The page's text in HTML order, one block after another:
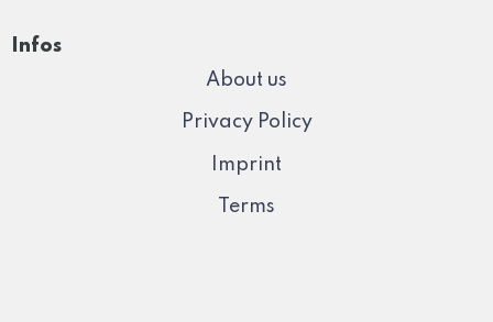
Infos
About us
Privacy Policy
Imprint
Terms